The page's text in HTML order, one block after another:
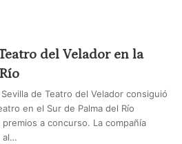
del Velador en la
de Teatro del Velador consiguió
en el Sur de Palma del Río
a concurso. La compañía
al…